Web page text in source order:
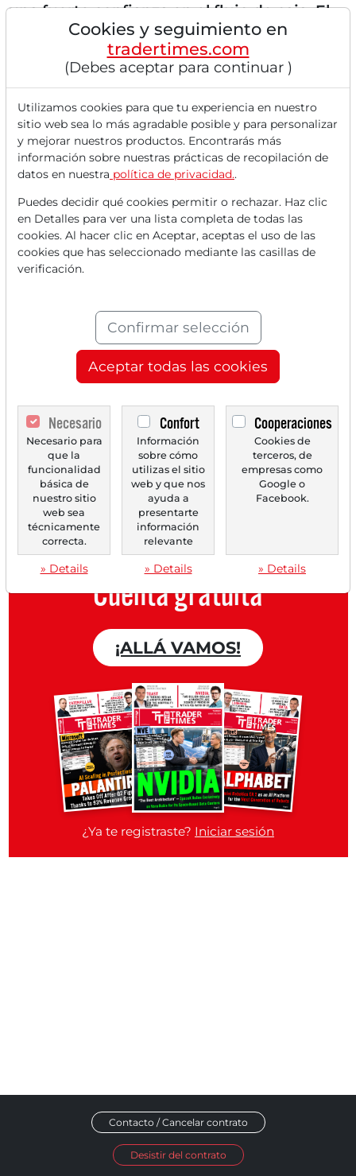
una fuerte confianza en el flujo de caja. El
Grupo PACS, un actor líder en el mercado
de cuidados y rehabilitación en EE. UU., ha
marcado un impresionante hito el 12 de
mayo...
Lee este artículo ahora con
una cuentaGRATUITA.
Tus beneficios:
de la sección premium de forma
gratuita.
Cada mes, 2 números de prueba
del periódico Trader de forma
gratuita.
Crea una
lista de seguimiento
personal con un resumen de las
noticias sobre tu acción.
Trader Times
Cuenta gratuita
¡ALLÁ VAMOS!
¿Ya te registraste? Iniciar sesión
Cookies y seguimiento en
tradertimes.com
(Debes aceptar para continuar )
Utilizamos cookies para que tu experiencia en nuestro
sitio web sea lo más agradable posible y para personalizar
y mejorar nuestros productos. Encontrarás más
información sobre nuestras prácticas de recopilación de
datos en nuestra política de privacidad..
Puedes decidir qué cookies permitir o rechazar. Haz clic
en Detalles para ver una lista completa de todas las
cookies. Al hacer clic en Aceptar, aceptas el uso de las
cookies que has seleccionado mediante las casillas de
verificación.
Confirmar selección
Aceptar todas las cookies
Necesario
Necesario para
que la
funcionalidad
básica de
nuestro sitio
web sea
técnicamente
correcta.
» Details
Confort
Información
sobre cómo
utilizas el sitio
web y que nos
ayuda a
presentarte
información
relevante
» Details
Cooperaciones
Cookies de
terceros, de
empresas como
Google o
Facebook.
» Details
Contacto / Cancelar contrato
Desistir del contrato